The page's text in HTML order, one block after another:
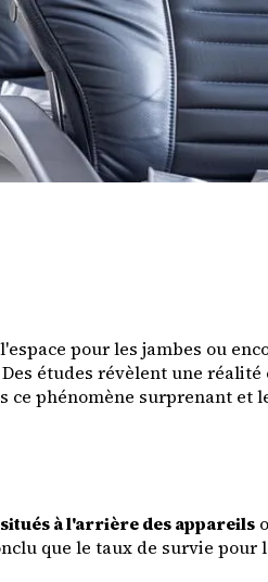
pour les jambes ou
études révèlent une
phénomène surprenant et
à l'arrière des appareils
que le taux de survie pour